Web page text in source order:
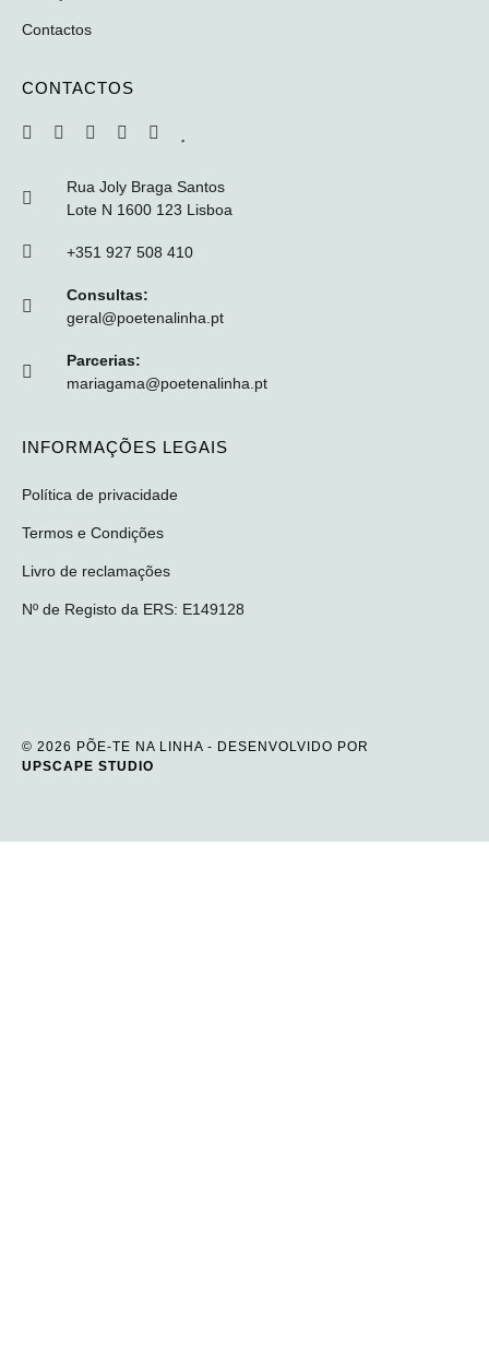
Contactos
CONTACTOS
Rua Joly Braga Santos
Lote N 1600 123 Lisboa
+351 927 508 410
Consultas:
geral@poetenalinha.pt
Parcerias:
mariagama@poetenalinha.pt
INFORMAÇÕES LEGAIS
Política de privacidade
Termos e Condições
Livro de reclamações
Nº de Registo da ERS: E149128
© 2026 PÕE-TE NA LINHA - DESENVOLVIDO POR
UPSCAPE STUDIO